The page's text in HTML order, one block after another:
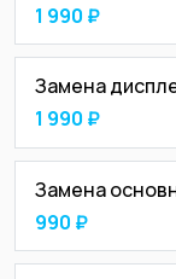
1 990 ₽
Замена
1 990 ₽
Замена
990 ₽